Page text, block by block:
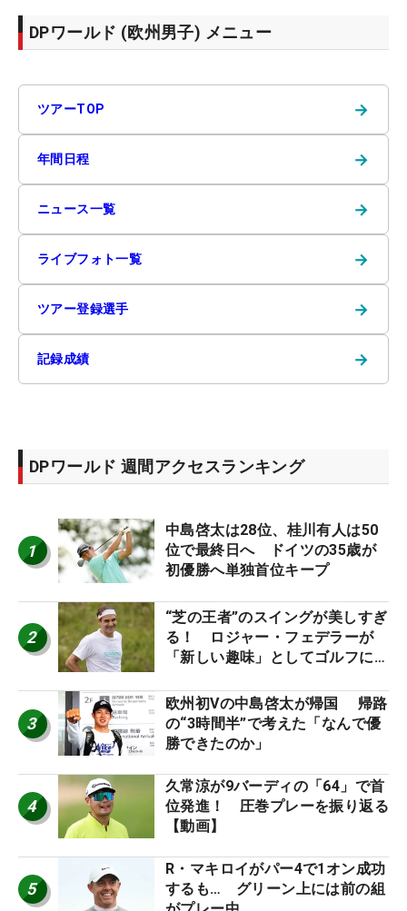
DPワールド (欧州男子) メニュー
ツアーTOP →
年間日程 →
ニュース一覧 →
ライブフォト一覧 →
ツアー登録選手 →
記録成績 →
DPワールド 週間アクセスランキング
1
中島啓太は28位、桂川有人は50
位で最終日へ ドイツの35歳が
初優勝へ単独首位キープ
2
“芝の王者”のスイングが美しすぎ
る！ ロジャー・フェデラーが
「新しい趣味」としてゴルフに挑
3
欧州初Vの中島啓太が帰国 帰路
の“3時間半”で考えた「なんで優
勝できたのか」
4
久常涼が9バーディの「64」で首
位発進！ 圧巻プレーを振り返る
【動画】
5
R・マキロイがパー4で1オン成功
するも… グリーン上には前の組